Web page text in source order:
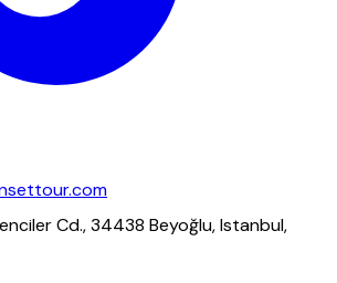
Cd., 34438 Beyoğlu, Istanbul,